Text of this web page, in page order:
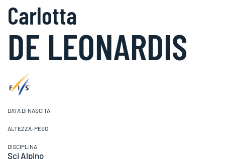
Carlotta
DE LEONARDIS
DATA DI NASCITA
ALTEZZA-PESO
DISCIPLINA
Sci Alpino